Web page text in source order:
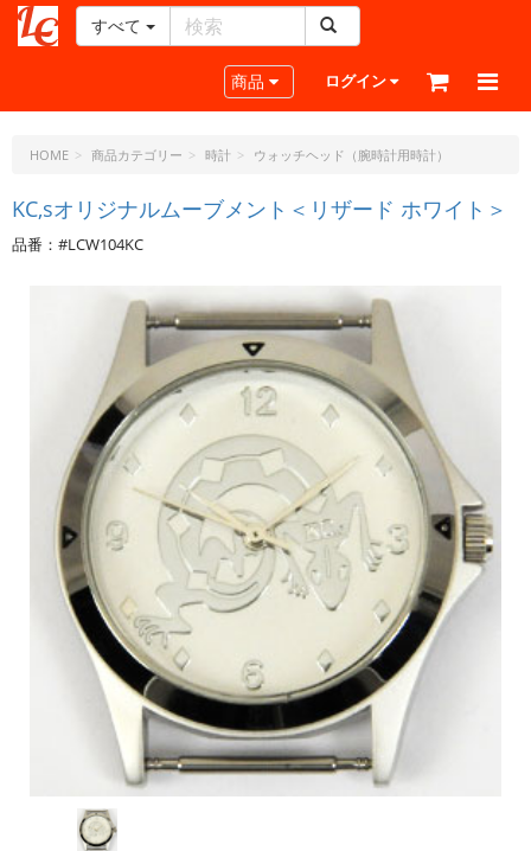
ー
ラ
ト・
ド
ッ
すべて
Toggle navigation
商品 ログイン
HOME 商品カテゴリー 時計 ウォッチヘッド（腕時計用時計）
KC,sオリジナルムーブメント＜リザード ホワイト＞
品番：#LCW104KC